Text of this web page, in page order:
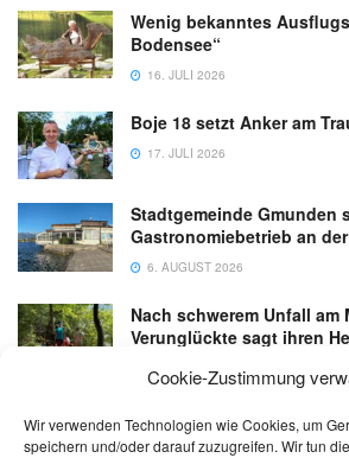
Cookie-Zustimmung
Wir verwenden Technologien wie Cookies, um
speichern und/oder darauf zuzugreifen. Wir tun
Wenig bekanntes
Bodensee“
16. JULI 2026
Boje 18 setzt Anker am
17. JULI 2026
Stadtgemeinde Gmunden
Gastronomiebetrieb an
6. AUGUST 2026
Nach schwerem Unfall am
Verunglückte sagt ihren